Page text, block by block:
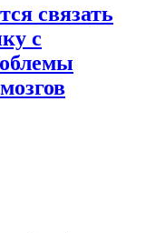
связать
с